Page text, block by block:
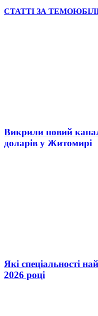
СТАТТІ ЗА ТЕМОЮ
Викрили новий
доларів у Житомирі
Які спеціальності
2026 році